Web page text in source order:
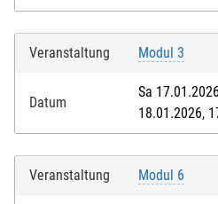
Veranstaltung Modul 3
Datum
Sa
18.01.2026,
Veranstaltung Modul 6